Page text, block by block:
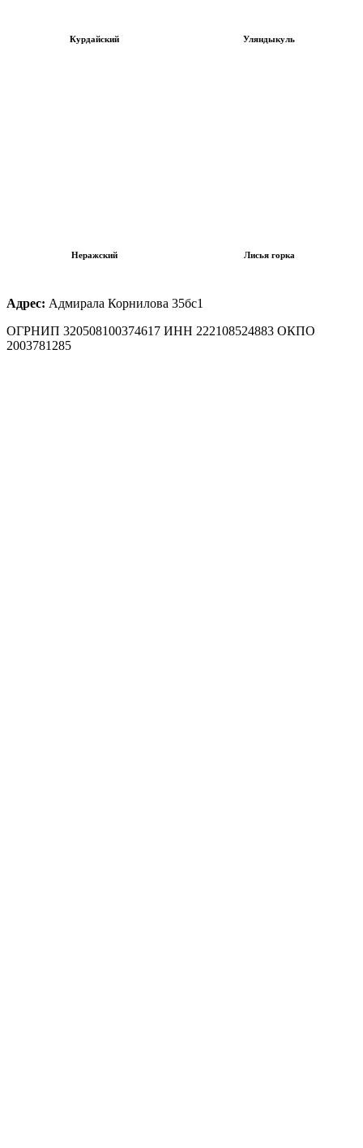
Курдайский Уляндыкуль
Неражский Лисья горка
Адрес: Адмирала Корнилова 35бс1
ОГРНИП 320508100374617 ИНН 222108524883 ОКПО
2003781285